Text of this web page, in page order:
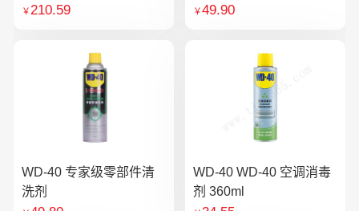
￥210.59
个口罩含10片滤芯
￥49.90
WD-40 专家级零部件清
洗剂
WD-40 WD-40 空调消毒
剂 360ml